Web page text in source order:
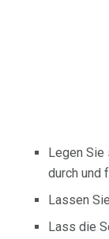
Legen
durch und
Lassen
Lass die